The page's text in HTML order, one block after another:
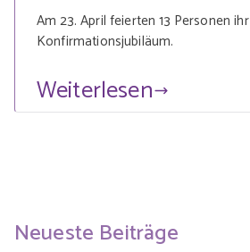
Am 23. April feierten 13 Personen ihr
Konfirmationsjubiläum.
Weiterlesen
Neueste Beiträge